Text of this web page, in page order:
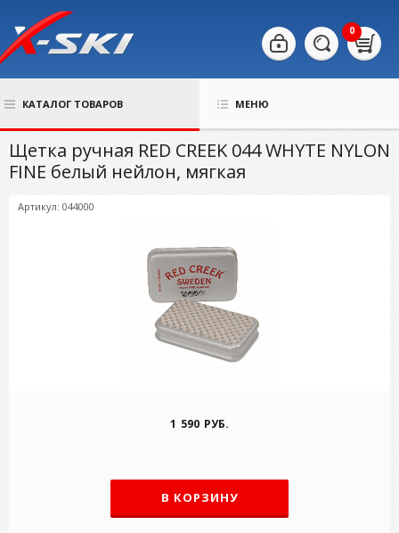
0
КАТАЛОГ ТОВАРОВ МЕНЮ
Щетка ручная RED CREEK 044 WHYTE NYLON
FINE белый нейлон, мягкая
Артикул: 044000
1 590 РУБ.
В КОРЗИНУ